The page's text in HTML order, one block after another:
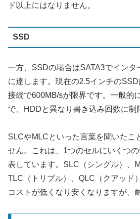
ド以上にはなりません。
SSD
一方、SSDの場合はSATA3でインタ
に達します。現在の2.5インチの
接続で600MB/sが限界です。一般的
で、HDDと異なり書き込み回数に制
SLCやMLCといった言葉を聞いたこ
せん。これは、1つのセルにいくつ
表しています。SLC（シングル）、
TLC（トリプル）、QLC（クアッド
コストが低くなり安くなりますが、